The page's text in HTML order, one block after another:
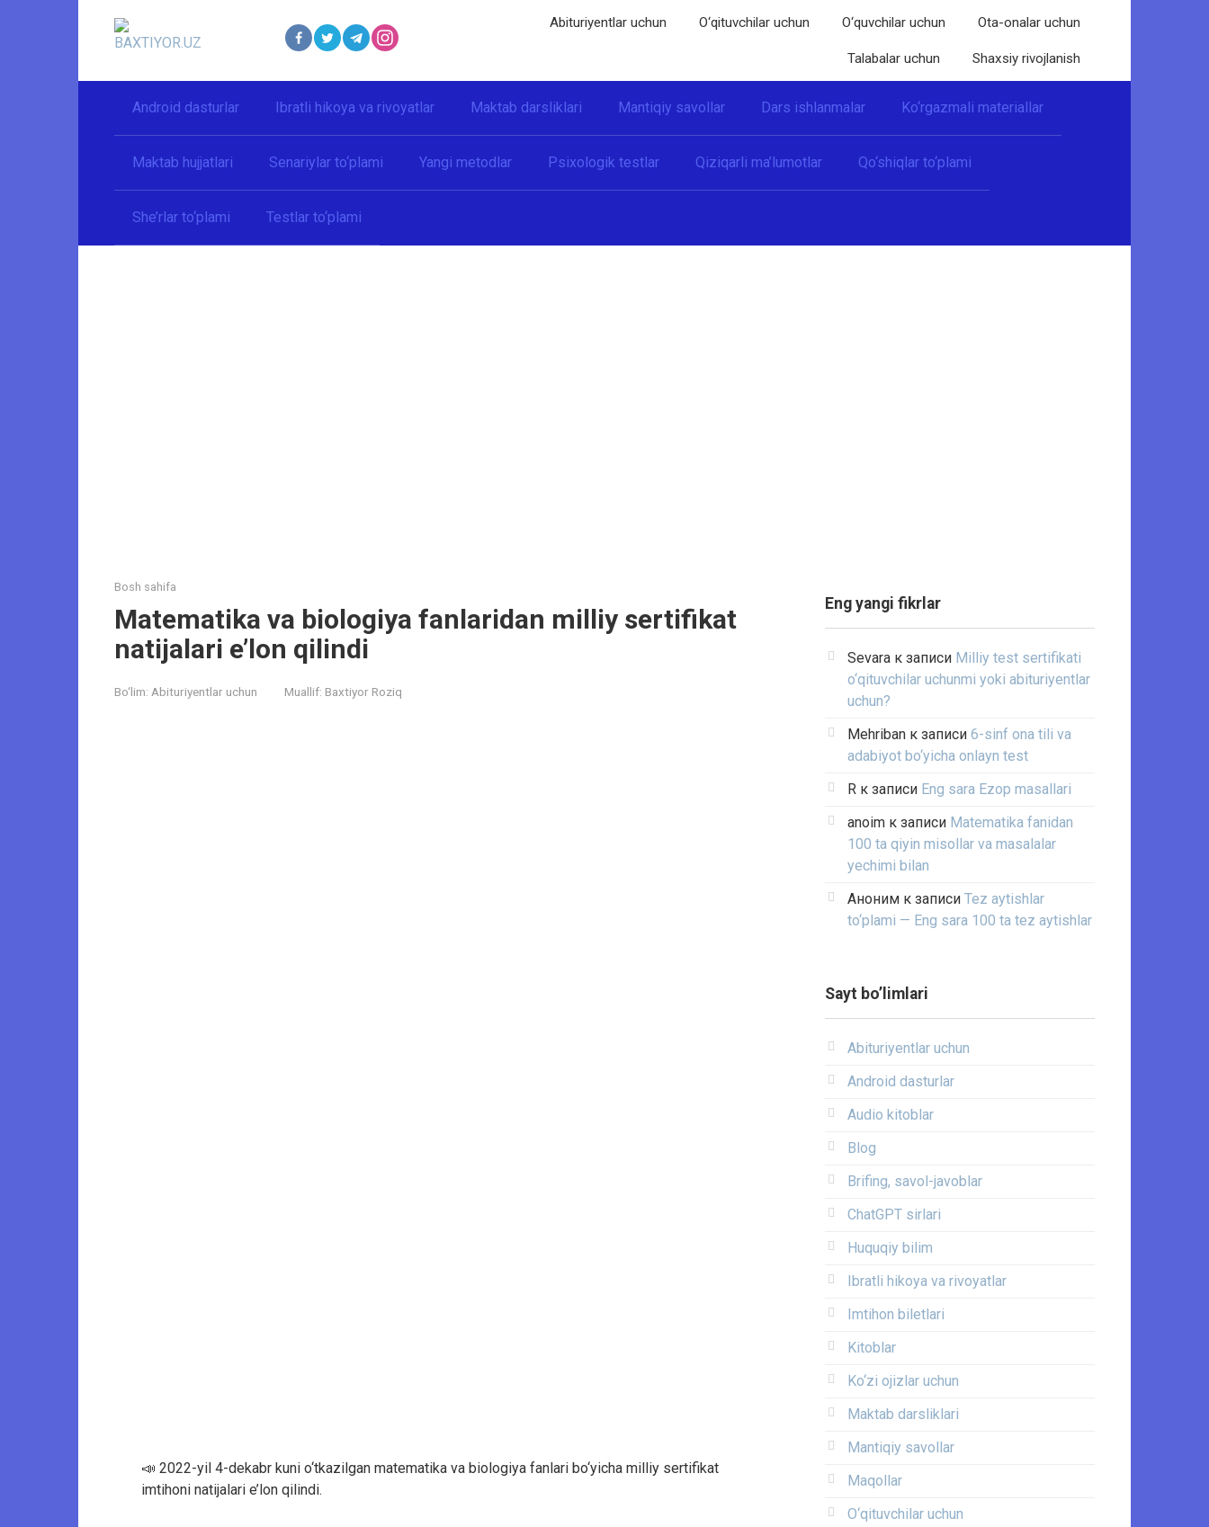
Abituriyentlar uchun O‘qituvchilar uchun O‘quvchilar uchun Ota-onalar uchun
Talabalar uchun Shaxsiy rivojlanish
Android dasturlar Ibratli hikoya va rivoyatlar Maktab darsliklari Mantiqiy savollar Dars ishlanmalar Ko‘rgazmali materiallar
Maktab hujjatlari Senariylar to‘plami Yangi metodlar Psixologik testlar Qiziqarli ma’lumotlar Qo‘shiqlar to‘plami
She’rlar to‘plami Testlar to‘plami
Bosh sahifa
Matematika va biologiya fanlaridan milliy sertifikat
natijalari e’lon qilindi
Bo‘lim: Abituriyentlar uchun Muallif: Baxtiyor Roziq
📣 2022-yil 4-dekabr kuni o‘tkazilgan matematika va biologiya fanlari bo‘yicha milliy sertifikat
imtihoni natijalari e’lon qilindi.
Eng yangi fikrlar
Sevara к записи Milliy test sertifikati
o‘qituvchilar uchunmi yoki abituriyentlar
uchun?
Mehriban к записи 6-sinf ona tili va
adabiyot bo‘yicha onlayn test
R к записи Eng sara Ezop masallari
anoim к записи Matematika fanidan
100 ta qiyin misollar va masalalar
yechimi bilan
Аноним к записи Tez aytishlar
to‘plami — Eng sara 100 ta tez aytishlar
Sayt bo’limlari
Abituriyentlar uchun
Android dasturlar
Audio kitoblar
Blog
Brifing, savol-javoblar
ChatGPT sirlari
Huquqiy bilim
Ibratli hikoya va rivoyatlar
Imtihon biletlari
Kitoblar
Ko‘zi ojizlar uchun
Maktab darsliklari
Mantiqiy savollar
Maqollar
O‘qituvchilar uchun